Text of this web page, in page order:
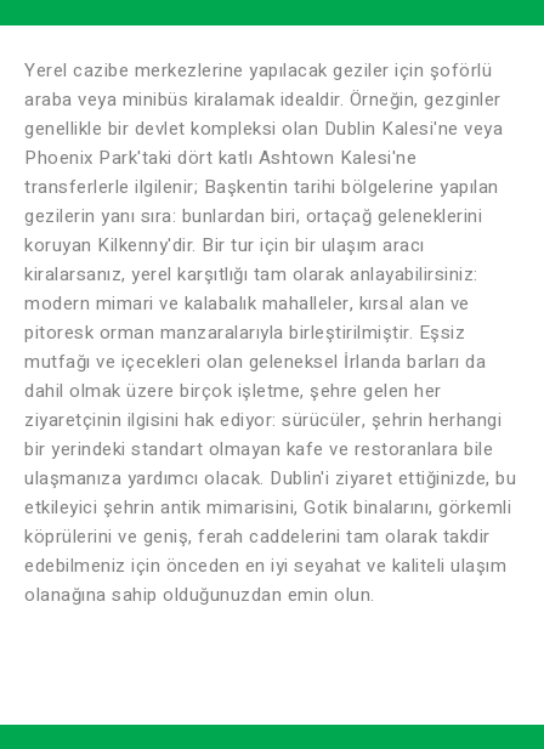
Yerel cazibe merkezlerine yapılacak geziler için şoförlü
araba veya minibüs kiralamak idealdir. Örneğin, gezginler
genellikle bir devlet kompleksi olan Dublin Kalesi'ne veya
Phoenix Park'taki dört katlı Ashtown Kalesi'ne
transferlerle ilgilenir; Başkentin tarihi bölgelerine yapılan
gezilerin yanı sıra: bunlardan biri, ortaçağ geleneklerini
koruyan Kilkenny'dir. Bir tur için bir ulaşım aracı
kiralarsanız, yerel karşıtlığı tam olarak anlayabilirsiniz:
modern mimari ve kalabalık mahalleler, kırsal alan ve
pitoresk orman manzaralarıyla birleştirilmiştir. Eşsiz
mutfağı ve içecekleri olan geleneksel İrlanda barları da
dahil olmak üzere birçok işletme, şehre gelen her
ziyaretçinin ilgisini hak ediyor: sürücüler, şehrin herhangi
bir yerindeki standart olmayan kafe ve restoranlara bile
ulaşmanıza yardımcı olacak. Dublin'i ziyaret ettiğinizde, bu
etkileyici şehrin antik mimarisini, Gotik binalarını, görkemli
köprülerini ve geniş, ferah caddelerini tam olarak takdir
edebilmeniz için önceden en iyi seyahat ve kaliteli ulaşım
olanağına sahip olduğunuzdan emin olun.